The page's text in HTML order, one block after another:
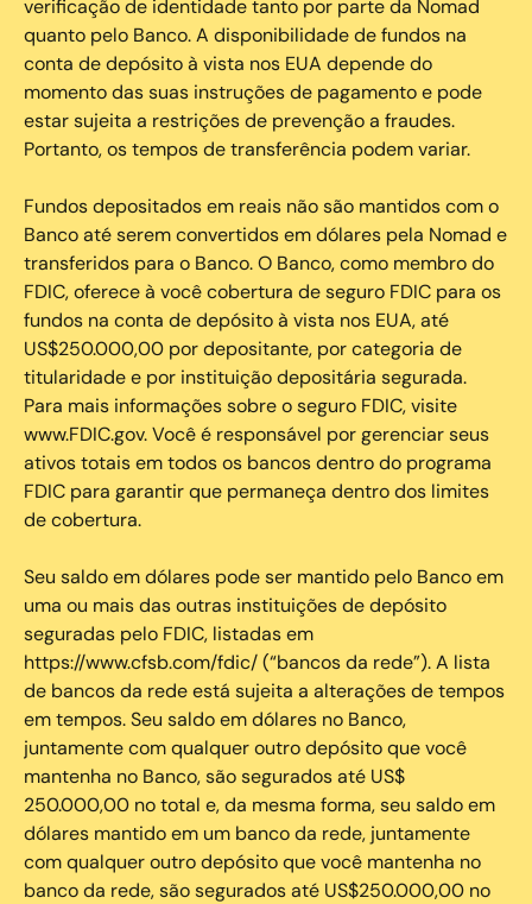
verificação de identidade tanto por parte da Nomad
quanto pelo Banco. A disponibilidade de fundos na
conta de depósito à vista nos EUA depende do
momento das suas instruções de pagamento e pode
estar sujeita a restrições de prevenção a fraudes.
Portanto, os tempos de transferência podem variar.
Fundos depositados em reais não são mantidos com o
Banco até serem convertidos em dólares pela Nomad e
transferidos para o Banco. O Banco, como membro do
FDIC, oferece à você cobertura de seguro FDIC para os
fundos na conta de depósito à vista nos EUA, até
US$250.000,00 por depositante, por categoria de
titularidade e por instituição depositária segurada.
Para mais informações sobre o seguro FDIC, visite
www.FDIC.gov. Você é responsável por gerenciar seus
ativos totais em todos os bancos dentro do programa
FDIC para garantir que permaneça dentro dos limites
de cobertura.
Seu saldo em dólares pode ser mantido pelo Banco em
uma ou mais das outras instituições de depósito
seguradas pelo FDIC, listadas em
https://www.cfsb.com/fdic/ (“bancos da rede”). A lista
de bancos da rede está sujeita a alterações de tempos
em tempos. Seu saldo em dólares no Banco,
juntamente com qualquer outro depósito que você
mantenha no Banco, são segurados até US$
250.000,00 no total e, da mesma forma, seu saldo em
dólares mantido em um banco da rede, juntamente
com qualquer outro depósito que você mantenha no
banco da rede, são segurados até US$250.000,00 no